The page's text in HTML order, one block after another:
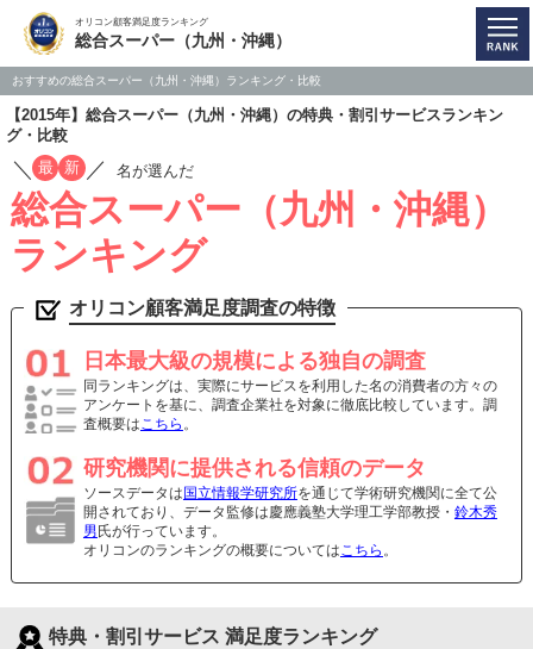
オリコン顧客満足度ランキング
総合スーパー（九州・沖縄）
おすすめの総合スーパー（九州・沖縄）ランキング・比較
【2015年】総合スーパー（九州・沖縄）の特典・割引サービスランキン
グ・比較
／ 最 新 ／ 名が選んだ
総合スーパー（九州・沖縄）
ランキング
オリコン顧客満足度調査の特徴
日本最大級の規模による独自の調査
同ランキングは、実際にサービスを利用した名の消費者の方々の
アンケートを基に、調査企業社を対象に徹底比較しています。調
査概要はこちら 。
研究機関に提供される信頼のデータ
ソースデータは 国立情報学研究所を通じて学術研究機関に全て公
開されており、データ監修は慶應義塾大学理工学部教授・ 鈴木秀
男 氏が行っています。
オリコンのランキングの概要についてはこちら 。
特典・割引サービス 満足度ランキング